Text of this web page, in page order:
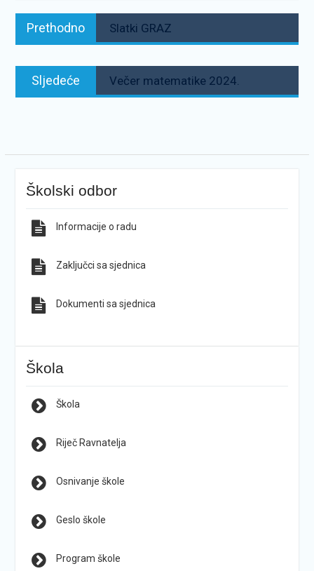
Navigacija
objava
Prethodno Slatki GRAZ
Sljedeće Sljedeće:
Večer matematike 2024.
Školski odbor
Informacije o radu
Zaključci sa sjednica
Dokumenti sa sjednica
Škola
Škola
Riječ Ravnatelja
Osnivanje škole
Geslo škole
Program škole